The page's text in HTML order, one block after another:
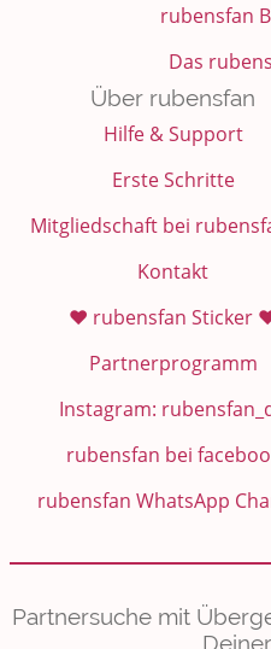
rubensfan
Das
Über rubensfan
Hilfe & Support
Erste Schritte
Mitgliedschaft bei
Kontakt
❤️ rubensfan Sticker
Partnerprogramm
Instagram:
rubensfan bei
rubensfan WhatsApp
Partnersuche mit